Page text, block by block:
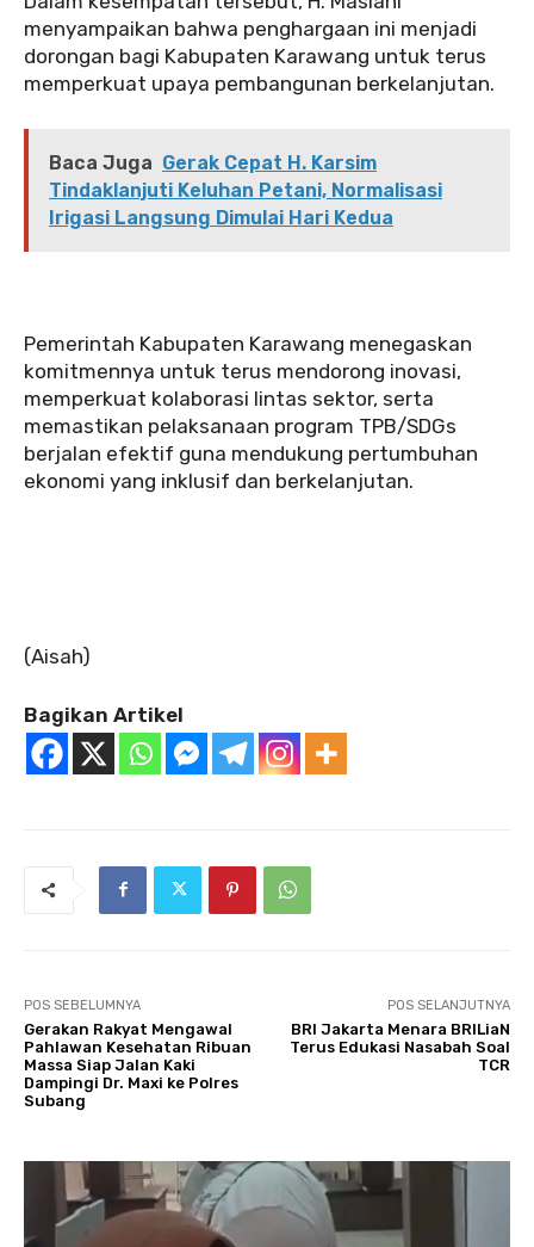
menyampaikan bahwa penghargaan ini menjadi
dorongan bagi Kabupaten Karawang untuk terus
memperkuat upaya pembangunan berkelanjutan.
Baca Juga Gerak Cepat H. Karsim
Tindaklanjuti Keluhan Petani, Normalisasi
Irigasi Langsung Dimulai Hari Kedua
Pemerintah Kabupaten Karawang menegaskan
komitmennya untuk terus mendorong inovasi,
memperkuat kolaborasi lintas sektor, serta
memastikan pelaksanaan program TPB/SDGs
berjalan efektif guna mendukung pertumbuhan
ekonomi yang inklusif dan berkelanjutan.
(Aisah)
Bagikan Artikel
POS SEBELUMNYA
Gerakan Rakyat Mengawal
Pahlawan Kesehatan Ribuan
Massa Siap Jalan Kaki
Dampingi Dr. Maxi ke Polres
Subang
POS SELANJUTNYA
BRI Jakarta Menara BRILiaN
Terus Edukasi Nasabah Soal
TCR